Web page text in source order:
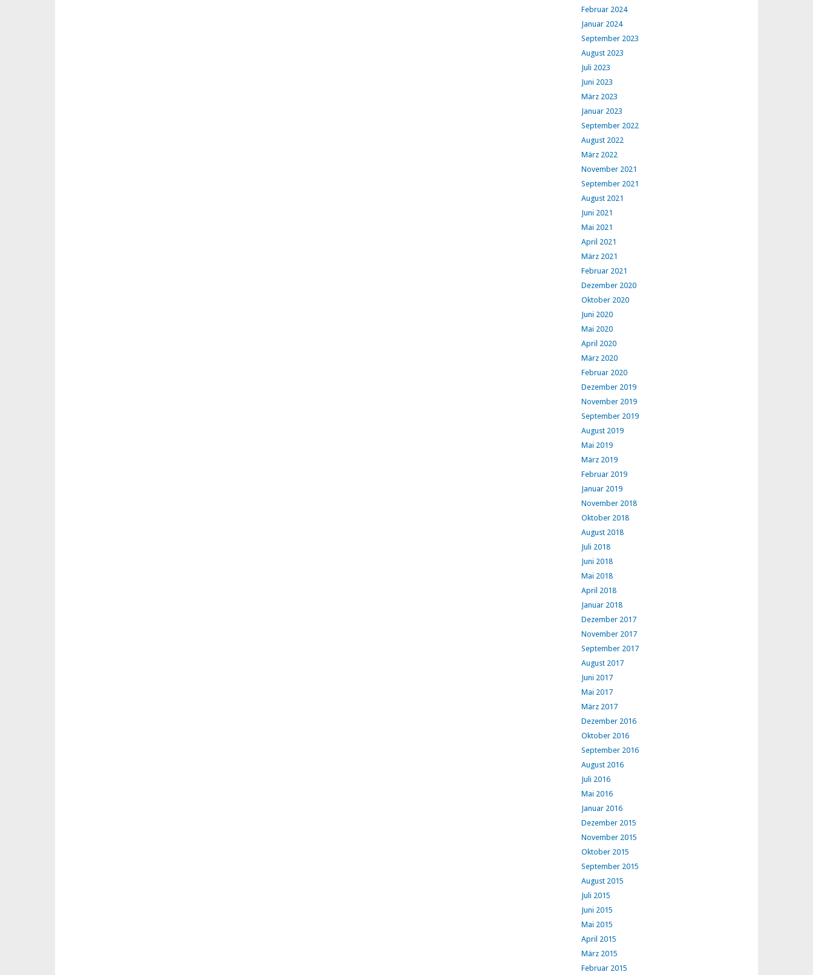
Februar 2024
Januar 2024
September 2023
August 2023
Juli 2023
Juni 2023
März 2023
Januar 2023
September 2022
August 2022
März 2022
November 2021
September 2021
August 2021
Juni 2021
Mai 2021
April 2021
März 2021
Februar 2021
Dezember 2020
Oktober 2020
Juni 2020
Mai 2020
April 2020
März 2020
Februar 2020
Dezember 2019
November 2019
September 2019
August 2019
Mai 2019
März 2019
Februar 2019
Januar 2019
November 2018
Oktober 2018
August 2018
Juli 2018
Juni 2018
Mai 2018
April 2018
Januar 2018
Dezember 2017
November 2017
September 2017
August 2017
Juni 2017
Mai 2017
März 2017
Dezember 2016
Oktober 2016
September 2016
August 2016
Juli 2016
Mai 2016
Januar 2016
Dezember 2015
November 2015
Oktober 2015
September 2015
August 2015
Juli 2015
Juni 2015
Mai 2015
April 2015
März 2015
Februar 2015